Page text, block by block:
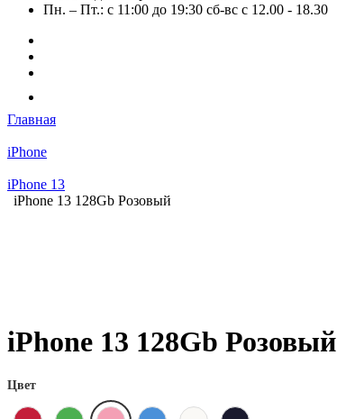
Пн. – Пт.: с 11:00 до 19:30 сб-вс с 12.00 - 18.30
Главная
iPhone
iPhone 13
iPhone 13 128Gb Розовый
iPhone 13 128Gb Розовый
Цвет